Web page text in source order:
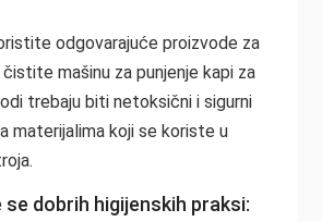
odgovarajuće proizvode za
mašinu za punjenje kapi za
trebaju biti netoksični i sigurni
materijalima koji se koriste u
dobrih higijenskih praksi: